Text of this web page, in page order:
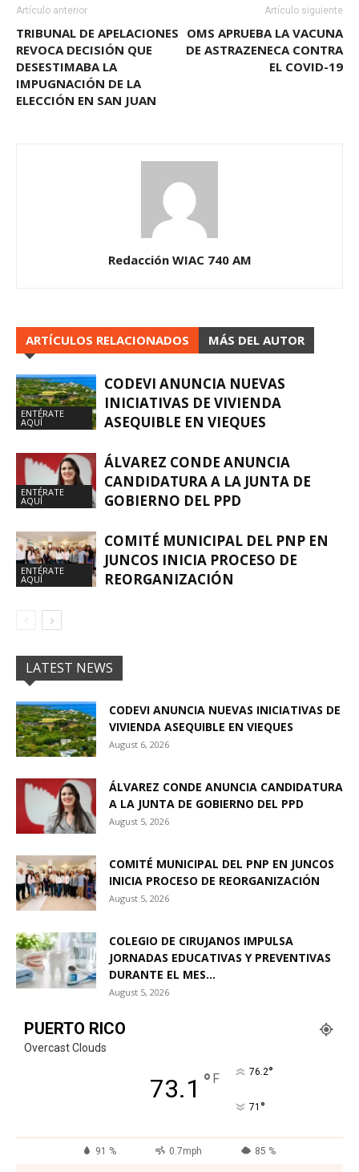
Artículo anterior
TRIBUNAL DE APELACIONES
REVOCA DECISIÓN QUE
DESESTIMABA LA
IMPUGNACIÓN DE LA
ELECCIÓN EN SAN JUAN
Artículo siguiente
OMS APRUEBA LA VACUNA
DE ASTRAZENECA CONTRA
EL COVID-19
Redacción WIAC 740 AM
ARTÍCULOS RELACIONADOS MÁS DEL AUTOR
ENTÉRATE
AQUÍ
CODEVI ANUNCIA NUEVAS
INICIATIVAS DE VIVIENDA
ASEQUIBLE EN VIEQUES
ENTÉRATE
AQUÍ
ÁLVAREZ CONDE ANUNCIA
CANDIDATURA A LA JUNTA DE
GOBIERNO DEL PPD
ENTÉRATE
AQUÍ
COMITÉ MUNICIPAL DEL PNP EN
JUNCOS INICIA PROCESO DE
REORGANIZACIÓN
LATEST NEWS
CODEVI ANUNCIA NUEVAS INICIATIVAS DE
VIVIENDA ASEQUIBLE EN VIEQUES
August 6, 2026
ÁLVAREZ CONDE ANUNCIA CANDIDATURA
A LA JUNTA DE GOBIERNO DEL PPD
August 5, 2026
COMITÉ MUNICIPAL DEL PNP EN JUNCOS
INICIA PROCESO DE REORGANIZACIÓN
August 5, 2026
COLEGIO DE CIRUJANOS IMPULSA
JORNADAS EDUCATIVAS Y PREVENTIVAS
DURANTE EL MES...
August 5, 2026
PUERTO RICO
Overcast Clouds
73.1 ° F 76.2°
71 °
91 % 0.7mph 85 %